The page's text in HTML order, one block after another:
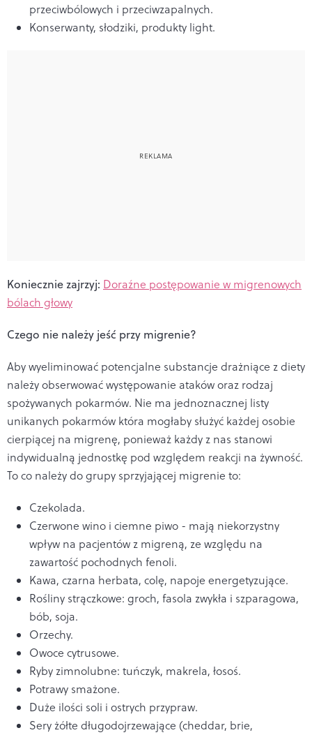
przeciwbólowych i przeciwzapalnych.
Konserwanty, słodziki, produkty light.
Koniecznie zajrzyj: Doraźne postępowanie w migrenowych
bólach głowy
Czego nie należy jeść przy migrenie?
Aby wyeliminować potencjalne substancje drażniące z diety
należy obserwować występowanie ataków oraz rodzaj
spożywanych pokarmów. Nie ma jednoznacznej listy
unikanych pokarmów która mogłaby służyć każdej osobie
cierpiącej na migrenę, ponieważ każdy z nas stanowi
indywidualną jednostkę pod względem reakcji na żywność.
To co należy do grupy sprzyjającej migrenie to:
Czekolada.
Czerwone wino i ciemne piwo - mają niekorzystny
wpływ na pacjentów z migreną, ze względu na
zawartość pochodnych fenoli.
Kawa, czarna herbata, colę, napoje energetyzujące.
Rośliny strączkowe: groch, fasola zwykła i szparagowa,
bób, soja.
Orzechy.
Owoce cytrusowe.
Ryby zimnolubne: tuńczyk, makrela, łosoś.
Potrawy smażone.
Duże ilości soli i ostrych przypraw.
Sery żółte długodojrzewające (cheddar, brie,